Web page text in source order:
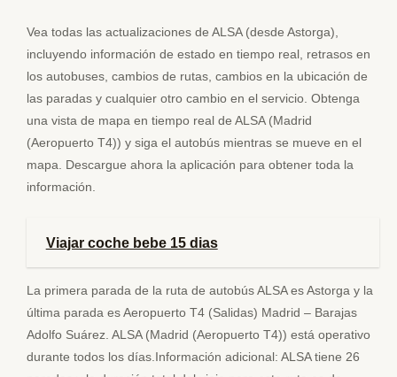
Vea todas las actualizaciones de ALSA (desde Astorga),
incluyendo información de estado en tiempo real, retrasos en
los autobuses, cambios de rutas, cambios en la ubicación de
las paradas y cualquier otro cambio en el servicio. Obtenga
una vista de mapa en tiempo real de ALSA (Madrid
(Aeropuerto T4)) y siga el autobús mientras se mueve en el
mapa. Descargue ahora la aplicación para obtener toda la
información.
Viajar coche bebe 15 dias
La primera parada de la ruta de autobús ALSA es Astorga y la
última parada es Aeropuerto T4 (Salidas) Madrid – Barajas
Adolfo Suárez. ALSA (Madrid (Aeropuerto T4)) está operativo
durante todos los días.Información adicional: ALSA tiene 26